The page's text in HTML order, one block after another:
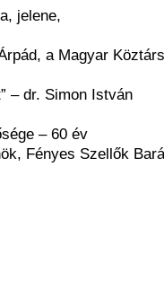
jelene,
a Magyar
– dr. Simon István
– 60 év
Fényes Szellők